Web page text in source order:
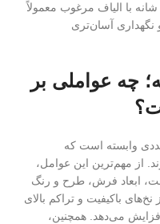
یا تمیز کردن باشد. فرش‌های 1200 شانه با الیاف مرغوب معمولاً
نگهداری آسان‌تری
1200 شانه؛ چه عواملی بر
متعددی وابسته است که
از مهم‌ترین این عوامل،
ابعاد فرش، طرح و رنگ
نخ‌های باکیفیت و تراکم بالای
می‌دهد. همچنین،